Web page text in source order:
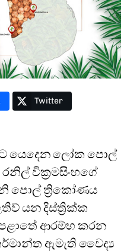
Twitter
යෙදෙන ලෝක පොල්
වික්‍රමසිංහගේ
පොල් ත්‍රිකෝණය
යන දිස්ත්‍රික්ක
ආරම්භ කරන
ඇමැති වෛද්‍ය